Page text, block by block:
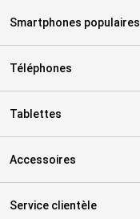
Smartphones populaires
Téléphones
Tablettes
Accessoires
Service clientèle